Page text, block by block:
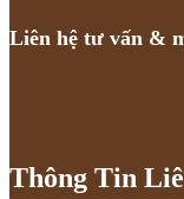
Liên hệ tư vấn &
Thông Tin